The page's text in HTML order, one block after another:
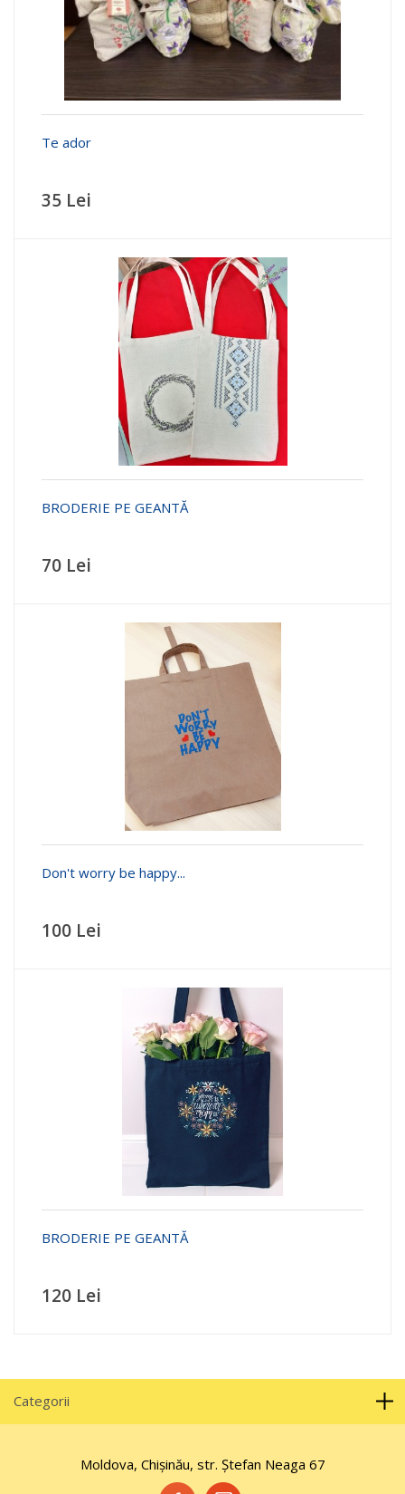
Te ador
35 Lei
BRODERIE PE GEANTĂ
70 Lei
Don't worry be happy...
100 Lei
BRODERIE PE GEANTĂ
120 Lei
Categorii
Moldova, Chișinău, str. Ştefan Neaga 67